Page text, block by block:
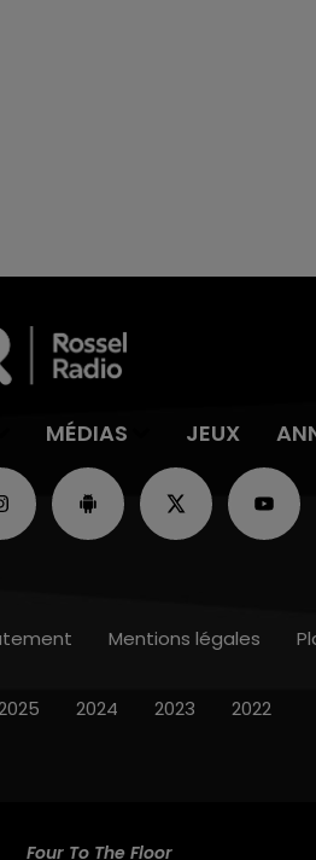
MÉDIAS JEUX
Four To The Floor
Mentions légales
2024 2023 2022